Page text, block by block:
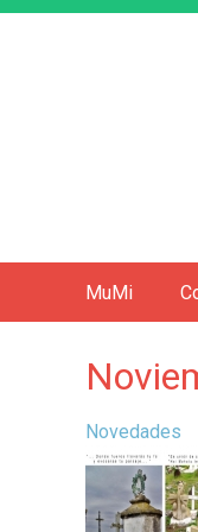
Novedades
n
p
i
MuMi